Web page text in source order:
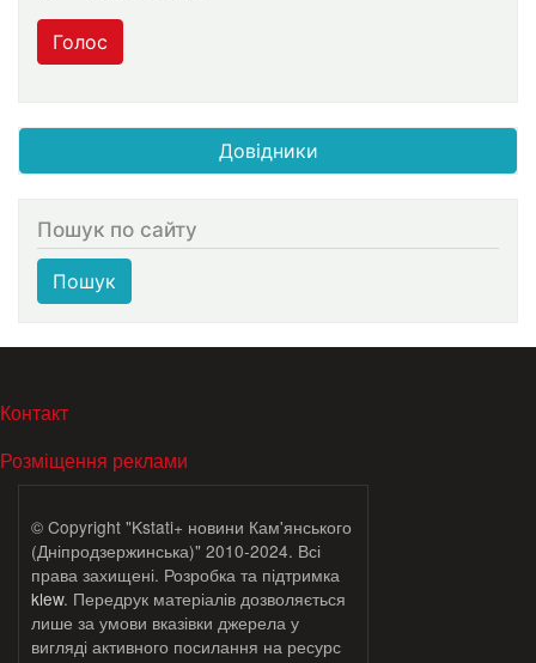
Голос
Довідники
Пошук по сайту
Пошук
МЕНЮ В ПОДВАЛЕ
Контакт
Розміщення реклами
© Copyright "Kstati+ новини Кам'янського
(Дніпродзержинська)" 2010-2024. Всі
права захищені. Розробка та підтримка
klew. Передрук матеріалів дозволяється
лише за умови вказівки джерела у
вигляді активного посилання на ресурс